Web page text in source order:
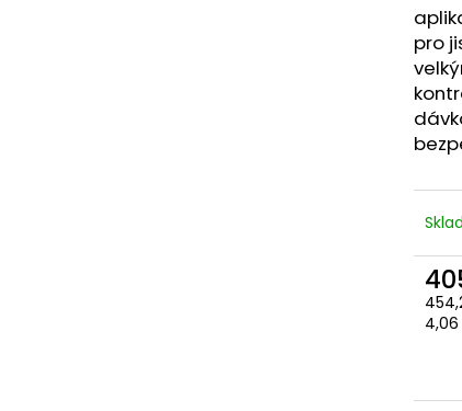
pro
4,06